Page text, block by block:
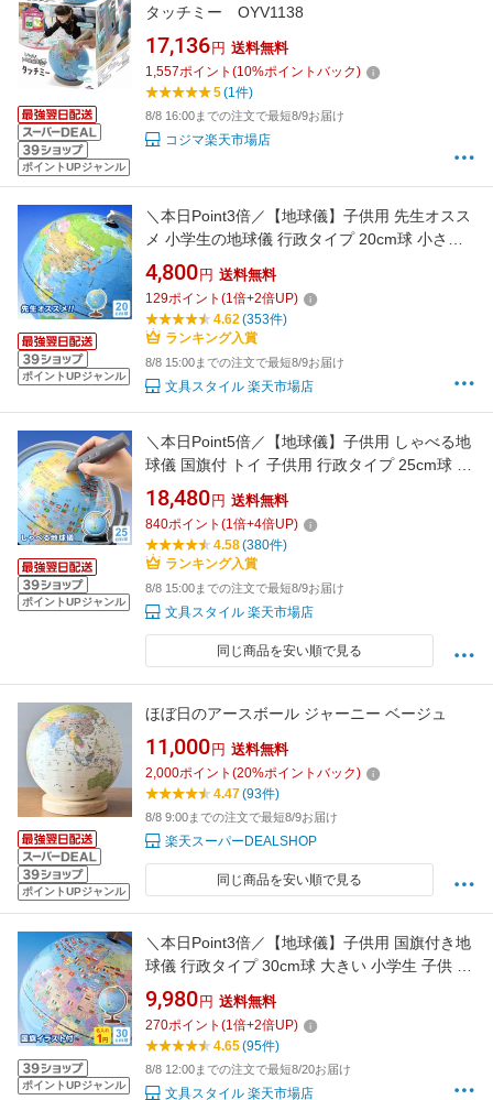
ポイントUPジャンル
タッチミー OYV1138
17,136 円 送料無料
1,557ポイント (10%ポイントバック)
5(1件)
8/8 16:00までの注文で最短8/9お届け
コジマ楽天市場店
ポイントUPジャンル
＼本日Point3倍／【地球儀】子供用 先生オスス
メ 小学生の地球儀 行政タイプ 20cm球 小さい
地図帳準拠 ひらがな ふりがな 小学生 子供 プレ
ゼント 入学祝い 地図 最新OYV11 2026/07（誕
生日 お祝い プレゼント ラッピング無料）
4,800 円 送料無料
129ポイント (1倍+2倍UP)
4.62(353件)
ランキング入賞
8/8 15:00までの注文で最短8/9お届け
文具スタイル 楽天市場店
ポイントUPジャンル
＼本日Point5倍／【地球儀】子供用 しゃべる地
球儀 国旗付 トイ 子供用 行政タイプ 25cm球 タ
ッチペン 音声機能 全回転 小学生 子供 プレゼン
ト 最新OYV403 2026/07（誕生日 お祝い プレ
ゼント ラッピング無料）
18,480 円 送料無料
840ポイント (1倍+4倍UP)
4.58(380件)
ランキング入賞
8/8 15:00までの注文で最短8/9お届け
文具スタイル 楽天市場店
同じ商品を安い順で見る
ポイントUPジャンル
ほぼ日のアースボール ジャーニー ベージュ
11,000 円 送料無料
2,000ポイント (20%ポイントバック)
4.47(93件)
8/8 9:00までの注文で最短8/9お届け
楽天スーパーDEALSHOP
同じ商品を安い順で見る
ポイントUPジャンル
＼本日Point3倍／【地球儀】子供用 国旗付き地
球儀 行政タイプ 30cm球 大きい 小学生 子供 プ
レゼント 入学祝い 地図 最新OYV328
2026/07（1円名入れ対象 誕生日 お祝い プレゼ
ント ラッピング無料）
9,980 円 送料無料
270ポイント (1倍+2倍UP)
4.65(95件)
8/8 12:00までの注文で最短8/20お届け
文具スタイル 楽天市場店